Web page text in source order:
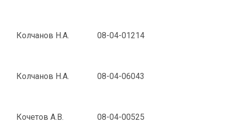
Колчанов Н.А. 08-04-01214
Колчанов Н.А. 08-04-06043
Кочетов А.В. 08-04-00525